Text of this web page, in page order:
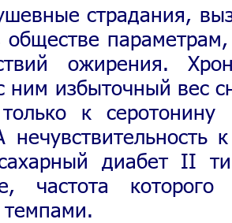
страдания,
обществе
ожирения.
ним избыточный вес
к
диабет II
частота